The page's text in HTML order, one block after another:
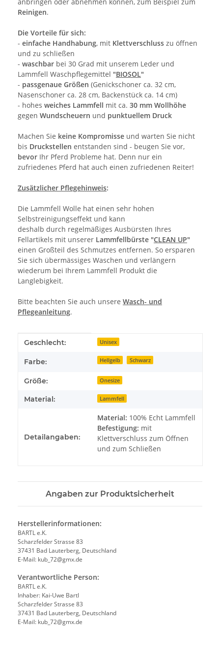
Reinigen.
Die Vorteile für sich:
- einfache Handhabung, mit Klettverschluss zu öffnen
und zu schließen
- waschbar bei 30 Grad mit unserem Leder und
Lammfell Waschpflegemittel "BIOSOL"
- passgenaue Größen (Genickschoner ca. 32 cm,
Nasenschoner ca. 28 cm, Backenstück ca. 14 cm)
- hohes weiches Lammfell mit ca. 30 mm Wollhöhe
gegen Wundscheuern und punktuellem Druck
Machen Sie keine Kompromisse und warten Sie nicht
bis Druckstellen entstanden sind - beugen Sie vor,
bevor Ihr Pferd Probleme hat. Denn nur ein
zufriedenes Pferd hat auch einen zufriedenen Reiter!
Zusätzlicher Pflegehinweis:
Die Lammfell Wolle hat einen sehr hohen
Selbstreinigungseffekt und kann
deshalb durch regelmäßiges Ausbürsten Ihres
Fellartikels mit unserer Lammfellbürste "CLEAN UP"
einen Großteil des Schmutzes entfernen. So ersparen
Sie sich übermässiges Waschen und verlängern
wiederum bei Ihrem Lammfell Produkt die
Langlebigkeit.
Bitte beachten Sie auch unsere Wasch- und
Pflegeanleitung.
Produkteigenschaft
Wert
Geschlecht: Unisex
Farbe: Hellgelb Schwarz
Größe: Onesize
Material: Lammfell
Detailangaben:
Material: 100% Echt Lammfell
Befestigung: mit
Klettverschluss zum Öffnen
und zum Schließen
Angaben zur Produktsicherheit
Herstellerinformationen:
BARTL e.K.
Scharzfelder Strasse 83
37431 Bad Lauterberg, Deutschland
E-Mail: kub_72@gmx.de
Verantwortliche Person:
BARTL e.K.
Inhaber: Kai-Uwe Bartl
Scharzfelder Strasse 83
37431 Bad Lauterberg, Deutschland
E-Mail: kub_72@gmx.de